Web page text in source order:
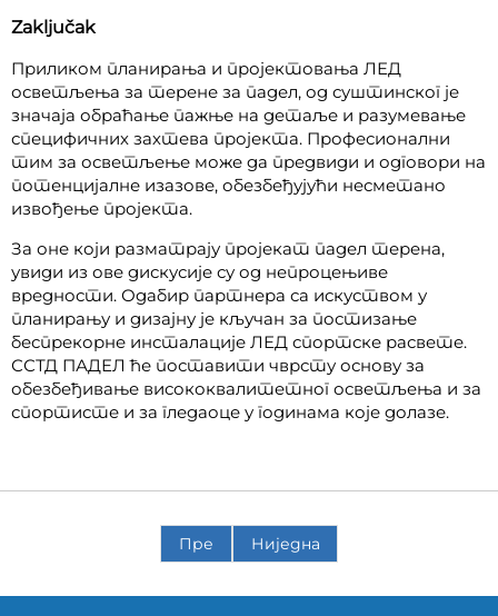
Zaključak
Приликом планирања и пројектовања ЛЕД
осветљења за терене за падел, од суштинског је
значаја обраћање пажње на детаље и разумевање
специфичних захтева пројекта. Професионални
тим за осветљење може да предвиди и одговори на
потенцијалне изазове, обезбеђујући несметано
извођење пројекта.
За оне који разматрају пројекат падел терена,
увиди из ове дискусије су од непроцењиве
вредности. Одабир партнера са искуством у
планирању и дизајну је кључан за постизање
беспрекорне инсталације ЛЕД спортске расвете.
ССТД ПАДЕЛ ће поставити чврсту основу за
обезбеђивање висококвалитетног осветљења и за
спортисте и за гледаоце у годинама које долазе.
Пре Ниједна